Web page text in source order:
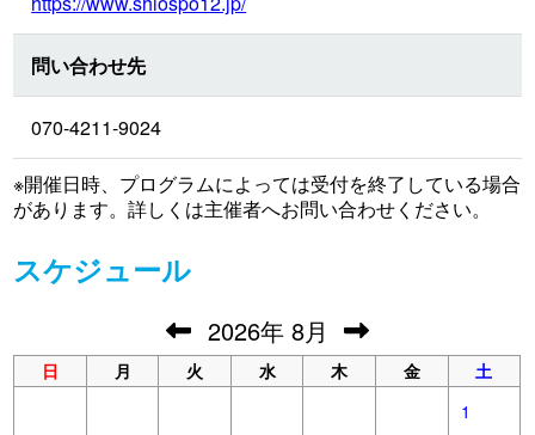
問い合わせ先
070-4211-9024
※開催日時、プログラムによっては受付を終了している場合
があります。詳しくは主催者へお問い合わせください。
スケジュール
2026年 8月
日 月 火 水 木 金
土
1